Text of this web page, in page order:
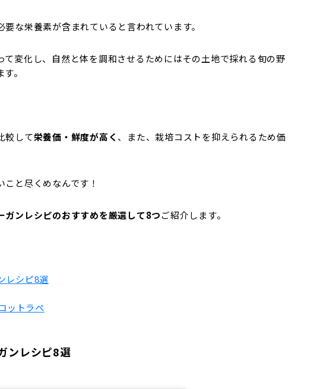
な栄養素が含まれていると言われています。
て変化し、自然と体を調和させるためにはその土地で採れる旬の野
。
較して栄養価・鮮度が高く 、また、栽培コストを抑えられるため価
と尽くめなんです！
ガンレシピのおすすめを厳選して8つご紹介します。
レシピ8選
ットラペ
ンレシピ8選